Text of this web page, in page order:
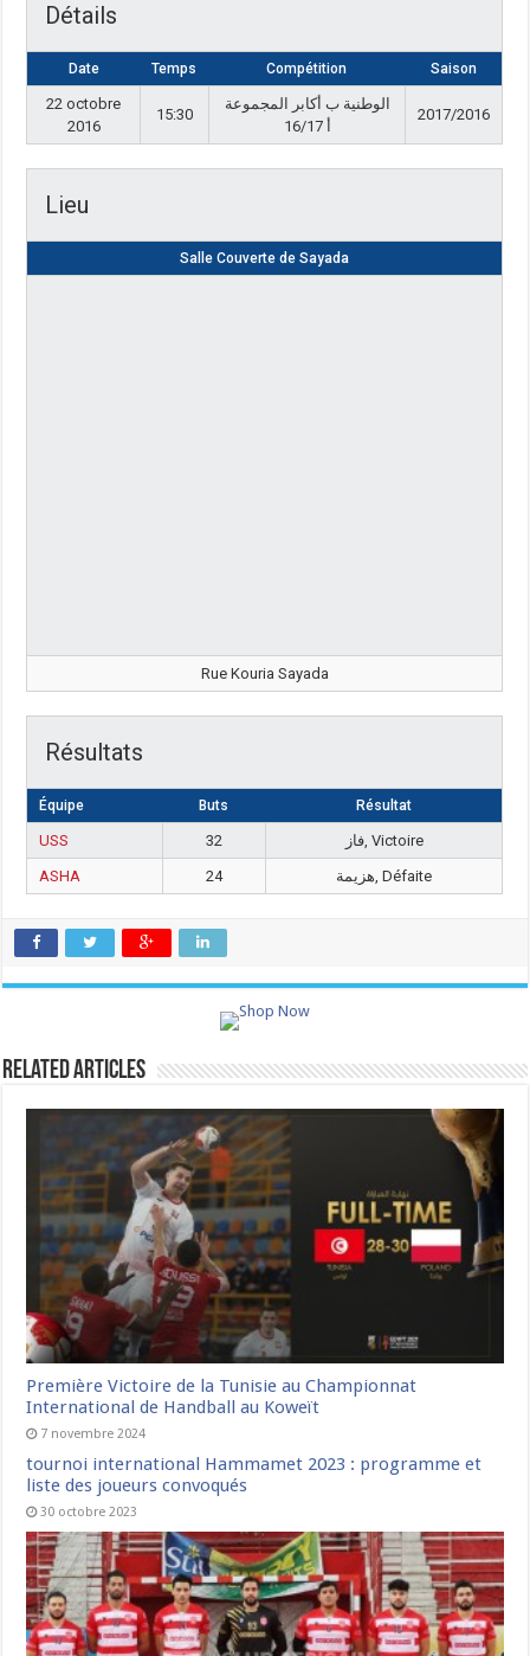
Détails
Date Temps Compétition Saison
22 octobre
2016
15:30
الوطنية ب أكابر المجموعة
أ 16/17
2017/2016
Lieu
Salle Couverte de Sayada
Rue Kouria Sayada
Résultats
Équipe Buts Résultat
USS 32
فاز, Victoire
ASHA
24 هزيمة, Défaite
Related Articles
Première Victoire de la Tunisie au Championnat
International de Handball au Koweït
7 novembre 2024
tournoi international Hammamet 2023 : programme et
liste des joueurs convoqués
30 octobre 2023